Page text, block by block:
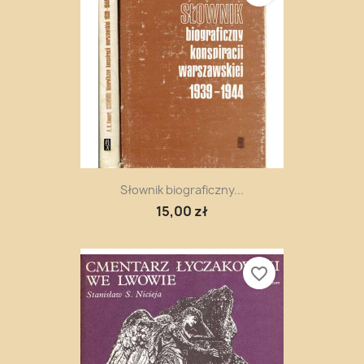
Słownik biograficzny...
15,00 zł
favorite_border